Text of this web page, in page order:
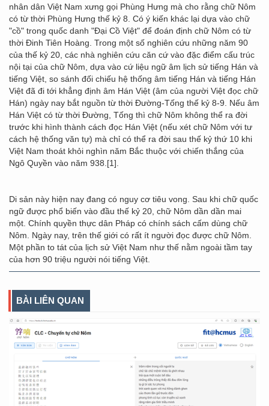
nhân dân Việt Nam xưng gọi Phùng Hưng mà cho rằng chữ Nôm
có từ thời Phùng Hưng thế kỷ 8. Có ý kiến khác lại dựa vào chữ
"cồ" trong quốc danh "Đại Cồ Việt" để đoán định chữ Nôm có từ
thời Đinh Tiên Hoàng. Trong một số nghiên cứu những năm 90
của thế kỷ 20, các nhà nghiên cứu căn cứ vào đặc điểm cấu trúc
nội tại của chữ Nôm, dựa vào cứ liệu ngữ âm lịch sử tiếng Hán và
tiếng Việt, so sánh đối chiếu hệ thống âm tiếng Hán và tiếng Hán
Việt đã đi tới khẳng định âm Hán Việt (âm của người Việt đọc chữ
Hán) ngày nay bắt nguồn từ thời Đường-Tống thế kỷ 8-9. Nếu âm
Hán Việt có từ thời Đường, Tống thì chữ Nôm không thể ra đời
trước khi hình thành cách đọc Hán Việt (nếu xét chữ Nôm với tư
cách hệ thống văn tự) mà chỉ có thể ra đời sau thế kỷ thứ 10 khi
Việt Nam thoát khỏi nghìn năm Bắc thuộc với chiến thắng của
Ngô Quyền vào năm 938.[1].
Di sản này hiện nay đang có nguy cơ tiêu vong. Sau khi chữ quốc
ngữ được phổ biến vào đầu thế kỷ 20, chữ Nôm dần dần mai
một. Chính quyền thực dân Pháp có chính sách cấm dùng chữ
Nôm. Ngày nay, trên thế giới có rất ít người đọc được chữ Nôm.
Một phần to tát của lịch sử Việt Nam như thế nằm ngoài tầm tay
của hơn 90 triệu người nói tiếng Việt.
BÀI LIÊN QUAN